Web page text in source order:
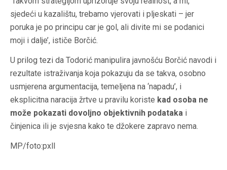
sjedeći u kazalištu, trebamo vjerovati i pljeskati – jer
poruka je po principu car je gol, ali divite mi se podanici
moji i dalje’, ističe Borčić.
U prilog tezi da Todorić manipulira javnošću Borčić navodi i
rezultate istraživanja koja pokazuju da se takva, osobno
usmjerena argumentacija, temeljena na ‘napadu’, i
eksplicitna naracija žrtve u pravilu koriste kad osoba ne
može pokazati dovoljno objektivnih podataka i
činjenica ili je svjesna kako te džokere zapravo nema.
MP/foto:pxll